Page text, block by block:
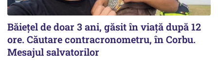
Băiețel de doar 3 ani, găsit în viață după 12
ore. Căutare contracronometru, în Corbu.
Mesajul salvatorilor